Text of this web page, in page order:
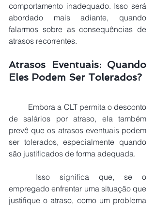
comportamento inadequado. Isso será
abordado mais adiante, quando
falarmos sobre as consequências de
atrasos recorrentes.
Atrasos Eventuais: Quando
Eles Podem Ser Tolerados?
Embora a CLT permita o desconto
de salários por atraso, ela também
prevê que os atrasos eventuais podem
ser tolerados, especialmente quando
são justificados de forma adequada.
empregado enfrentar uma situação que
justifique o atraso, como um problema